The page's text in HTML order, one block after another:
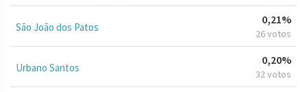
São João dos Patos
0,21%
26 votos
Urbano Santos
0,20%
32 votos